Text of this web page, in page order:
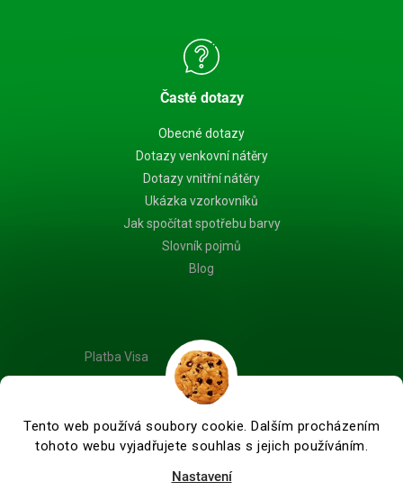
Tento web používá soubory cookie. Dalším procházením
tohoto webu vyjadřujete souhlas s jejich používáním.
Nastavení
Časté dotazy
Obecné dotazy
Dotazy venkovní nátěry
Dotazy vnitřní nátěry
Ukázka vzorkovníků
Jak spočítat spotřebu barvy
Slovník pojmů
Blog
Platba Visa